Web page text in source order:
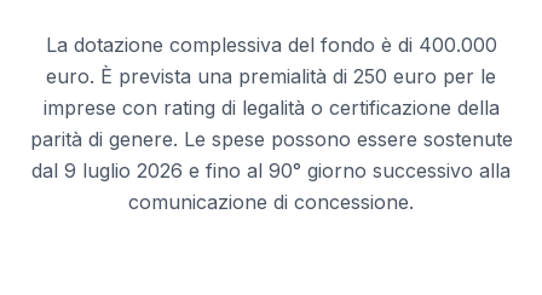
La dotazione complessiva del fondo è di 400.000
euro. È prevista una premialità di 250 euro per le
imprese con rating di legalità o certificazione della
parità di genere. Le spese possono essere sostenute
dal 9 luglio 2026 e fino al 90° giorno successivo alla
comunicazione di concessione.